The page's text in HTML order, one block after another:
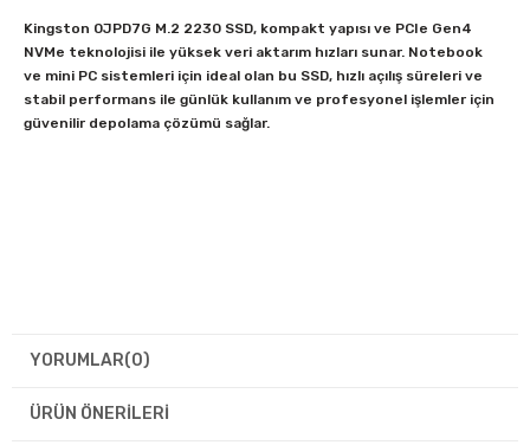
Kingston 0JPD7G M.2 2230 SSD, kompakt yapısı ve PCIe Gen4
NVMe teknolojisi ile yüksek veri aktarım hızları sunar. Notebook
ve mini PC sistemleri için ideal olan bu SSD, hızlı açılış süreleri ve
stabil performans ile günlük kullanım ve profesyonel işlemler için
güvenilir depolama çözümü sağlar.
YORUMLAR(0)
ÜRÜN ÖNERILERI